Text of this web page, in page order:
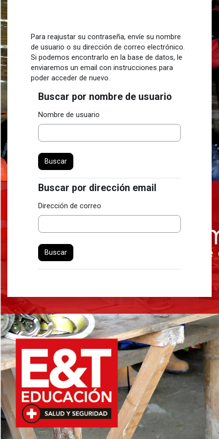
Salta al contenido principal
Para reajustar su contraseña, envíe su nombre
de usuario o su dirección de correo electrónico.
Si podemos encontrarlo en la base de datos, le
enviaremos un email con instrucciones para
poder acceder de nuevo.
Buscar por nombre de usuario
Buscar por nombre de usuario
Nombre de usuario
Buscar por dirección email
Buscar por dirección email
Dirección de correo